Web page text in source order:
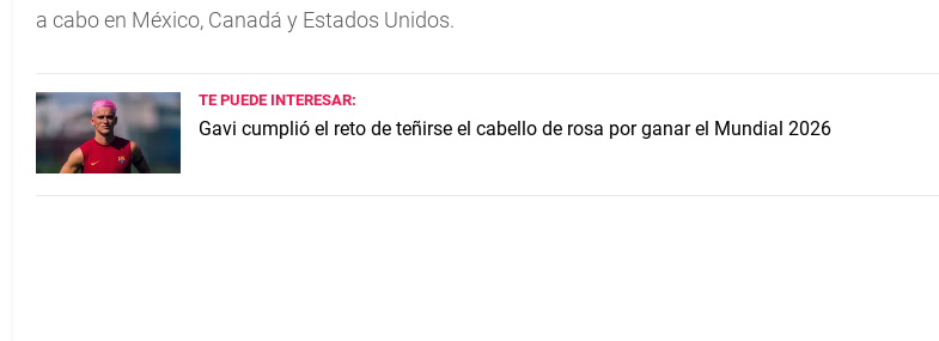
a cabo en México, Canadá y Estados Unidos.
TE PUEDE INTERESAR:
Gavi cumplió el reto de teñirse el cabello de rosa por ganar el Mundial 2026